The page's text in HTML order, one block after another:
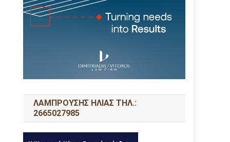
ΛΑΜΠΡΟΥΣΗΣ ΗΛΙΑΣ ΤΗΛ.:
2665027985